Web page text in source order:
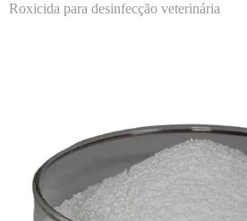
Roxicida para desinfecção veterinária